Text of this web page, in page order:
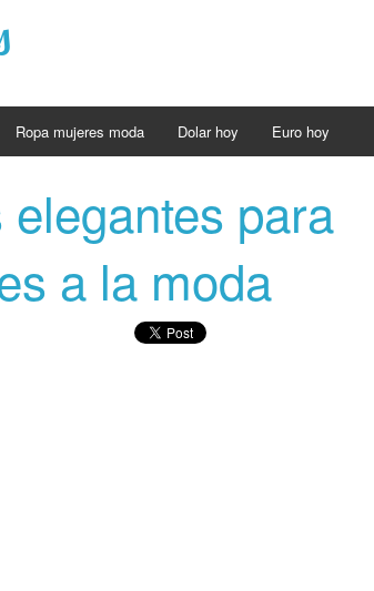
Ropa mujeres moda Dolar hoy Euro hoy
elegantes para
a la moda